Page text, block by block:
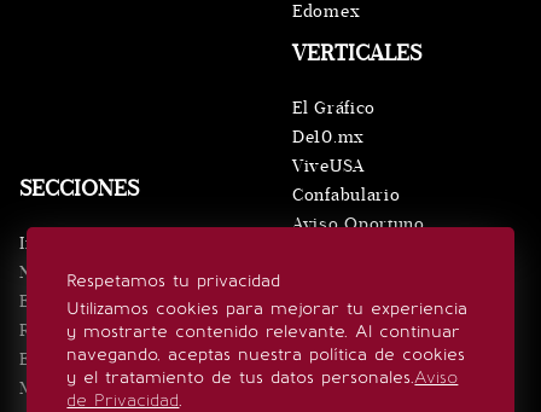
Respetamos tu privacidad
Utilizamos cookies para mejorar tu experiencia
y mostrarte contenido relevante. Al continuar
navegando, aceptas nuestra política de cookies
y el tratamiento de tus datos personales.Aviso
de Privacidad.
SECCIONES
Inicio
Noticias
Eventos
Realeza
Estilo de vida
Minuto x Minuto
VERTICALES
El Gráfico
De10.mx
ViveUSA
Confabulario
Aviso Oportuno
Edomex
SÍGUENOS